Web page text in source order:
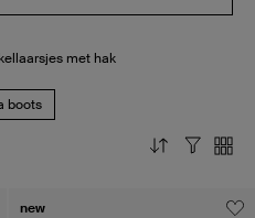
met hak
boots
new